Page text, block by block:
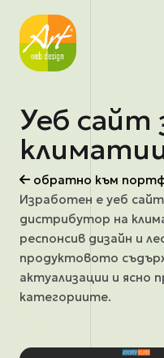
Уеб сайт
обратно към
Изработен е уеб
дистрибутор на
респонсив дизайн и
продуктовото
актуализации и ясно
категориите.